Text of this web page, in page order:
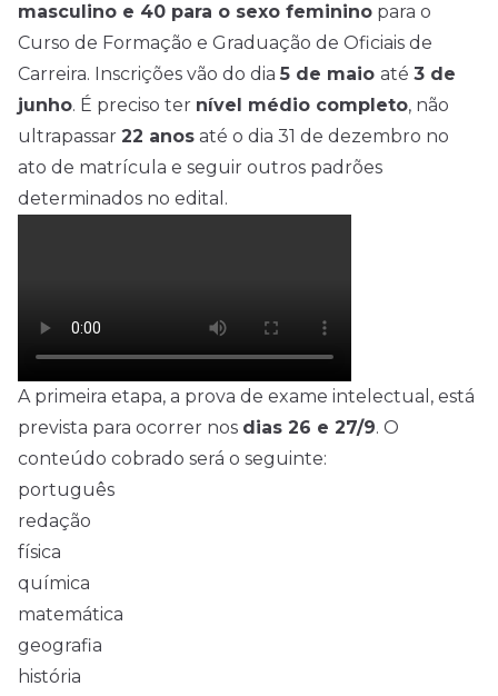
masculino e 40 para o sexo feminino para o
Curso de Formação e Graduação de Oficiais de
Carreira. Inscrições vão do dia 5 de maio até 3 de
junho. É preciso ter nível médio completo, não
ultrapassar 22 anos até o dia 31 de dezembro no
ato de matrícula e seguir outros padrões
determinados no edital.
A primeira etapa, a prova de exame intelectual, está
prevista para ocorrer nos dias 26 e 27/9. O
conteúdo cobrado será o seguinte:
português
redação
física
química
matemática
geografia
história